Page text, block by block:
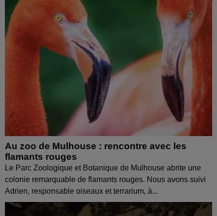
Au zoo de Mulhouse : rencontre avec les
flamants rouges
Le Parc Zoologique et Botanique de Mulhouse abrite une
colonie remarquable de flamants rouges. Nous avons suivi
Adrien, responsable oiseaux et terrarium, à...